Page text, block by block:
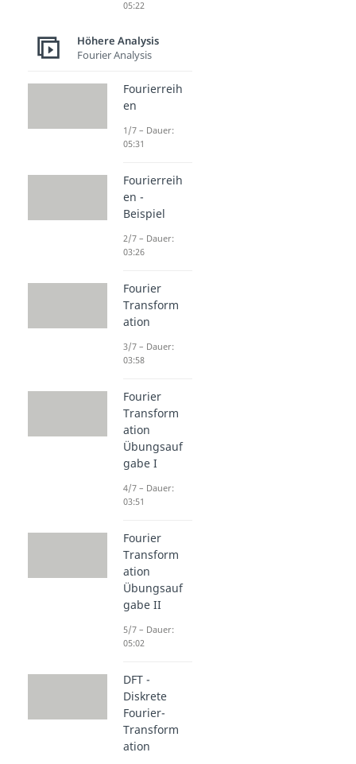
05:22
Höhere Analysis
Fourier Analysis
Fourierreih
en
1/7 – Dauer:
05:31
Fourierreih
en -
Beispiel
2/7 – Dauer:
03:26
Fourier
Transform
ation
3/7 – Dauer:
03:58
Fourier
Transform
ation
Übungsauf
gabe I
4/7 – Dauer:
03:51
Fourier
Transform
ation
Übungsauf
gabe II
5/7 – Dauer:
05:02
DFT -
Diskrete
Fourier-
Transform
ation